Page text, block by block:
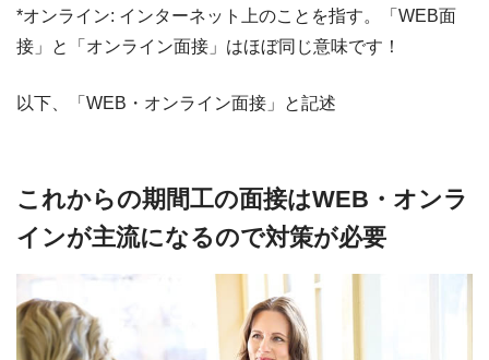
*オンライン: インターネット上のことを指す。「WEB面
接」と「オンライン面接」はほぼ同じ意味です！
以下、「WEB・オンライン面接」と記述
これからの期間工の面接はWEB・オンラ
インが主流になるので対策が必要